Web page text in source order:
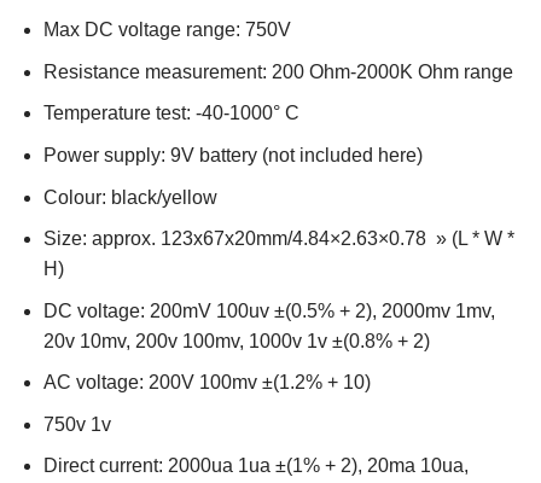
Max DC voltage range: 750V
Resistance measurement: 200 Ohm-2000K Ohm range
Temperature test: -40-1000° C
Power supply: 9V battery (not included here)
Colour: black/yellow
Size: approx. 123x67x20mm/4.84×2.63×0.78 » (L * W *
H)
DC voltage: 200mV 100uv ±(0.5% + 2), 2000mv 1mv,
20v 10mv, 200v 100mv, 1000v 1v ±(0.8% + 2)
AC voltage: 200V 100mv ±(1.2% + 10)
750v 1v
Direct current: 2000ua 1ua ±(1% + 2), 20ma 10ua,